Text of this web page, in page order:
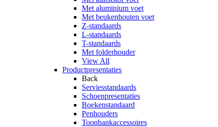
Met aluminium voet
Met beukenhouten voet
Z-standaards
L-standaards
T-standaards
Met folderhouder
View All
Productpresentaties
Back
Serviesstandaards
Schoenpresentaties
Boekenstandaard
Penhouders
Toonbankaccessoires